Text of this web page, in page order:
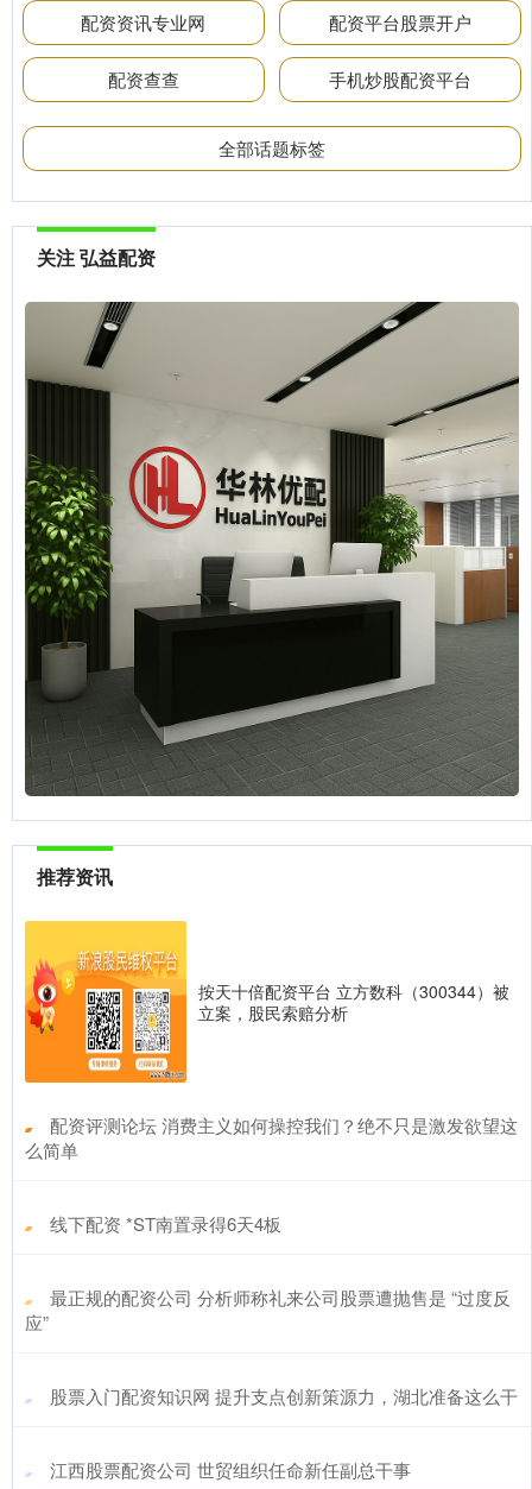
配资资讯专业网 配资平台股票开户
配资查查 手机炒股配资平台
全部话题标签
关注 弘益配资
推荐资讯
按天十倍配资平台 立方数科（300344）被
立案，股民索赔分析
​配资评测论坛 消费主义如何操控我们？绝不只是激发欲望这
么简单
​线下配资 *ST南置录得6天4板
​最正规的配资公司 分析师称礼来公司股票遭抛售是 “过度反
应”
​股票入门配资知识网 提升支点创新策源力，湖北准备这么干
​江西股票配资公司 世贸组织任命新任副总干事